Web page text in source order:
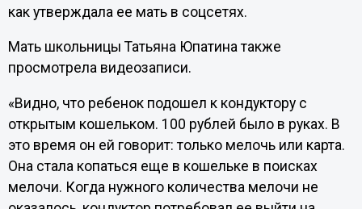
как утверждала ее мать в соцсетях.
Мать школьницы Татьяна Юпатина также
просмотрела видеозаписи.
«Видно, что ребенок подошел к кондуктору с
открытым кошельком. 100 рублей было в руках. В
это время он ей говорит: только мелочь или карта.
Она стала копаться еще в кошельке в поисках
мелочи. Когда нужного количества мелочи не